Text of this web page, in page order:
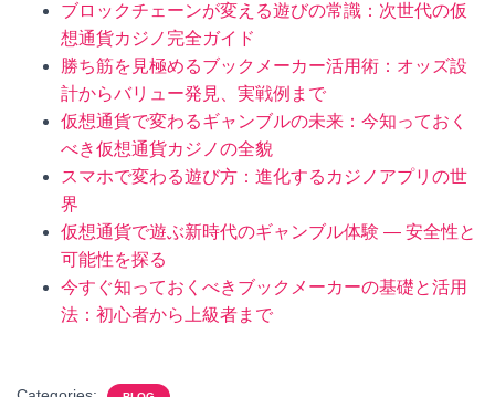
ブロックチェーンが変える遊びの常識：次世代の仮
想通貨カジノ完全ガイド
勝ち筋を見極めるブックメーカー活用術：オッズ設
計からバリュー発見、実戦例まで
仮想通貨で変わるギャンブルの未来：今知っておく
べき仮想通貨カジノの全貌
スマホで変わる遊び方：進化するカジノアプリの世
界
仮想通貨で遊ぶ新時代のギャンブル体験 — 安全性と
可能性を探る
今すぐ知っておくべきブックメーカーの基礎と活用
法：初心者から上級者まで